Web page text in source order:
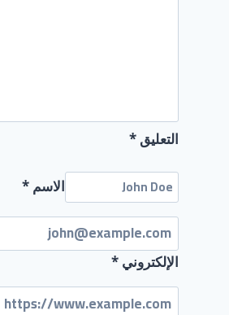
التعليق *
الاسم *
الإلكتروني *